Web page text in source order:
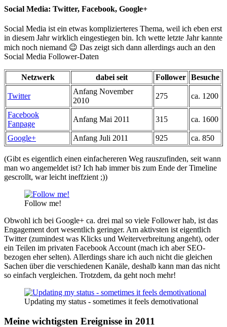
Social Media: Twitter, Facebook, Google+
Social Media ist ein etwas komplizierteres Thema, weil ich eben erst
in diesem Jahr wirklich eingestiegen bin. Ich wette letzte Jahr kannte
mich noch niemand 😉 Das zeigt sich dann allerdings auch an den
Social Media Follower-Daten
Netzwerk dabei seit Follower Besuche
Twitter
Anfang November
2010
275 ca. 1200
Facebook
Fanpage
Anfang Mai 2011 315 ca. 1600
Google+ Anfang Juli 2011 925 ca. 850
(Gibt es eigentlich einen einfachereren Weg rauszufinden, seit wann
man wo angemeldet ist? Ich hab immer bis zum Ende der Timeline
gescrollt, war leicht ineffzient ;))
Follow me!
Obwohl ich bei Google+ ca. drei mal so viele Follower hab, ist das
Engagement dort wesentlich geringer. Am aktivsten ist eigentlich
Twitter (zumindest was Klicks und Weiterverbreitung angeht), oder
ein Teilen im privaten Facebook Account (mach ich aber SEO-
bezogen eher selten). Allerdings share ich auch nicht die gleichen
Sachen über die verschiedenen Kanäle, deshalb kann man das nicht
so einfach vergleichen. Trotzdem, da geht noch mehr!
Updating my status - sometimes it feels demotivational
Meine wichtigsten Ereignisse in 2011